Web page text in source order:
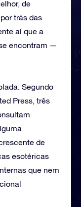
de
trás das
aí que a
encontram —
Segundo
Press, três
de
esotéricas
que nem